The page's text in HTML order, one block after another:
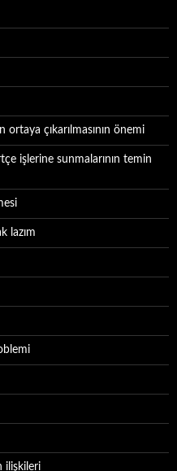
ortaya çıkarılmasının önemi
işlerine sunmalarının temin
lazım
ilişkileri